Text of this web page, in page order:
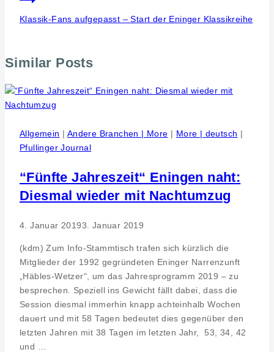
Klassik-Fans aufgepasst – Start der Eninger Klassikreihe
Similar Posts
Allgemein | Andere Branchen | More | More | deutsch |
Pfullinger Journal
“Fünfte Jahreszeit“ Eningen naht:
Diesmal wieder mit Nachtumzug
4. Januar 20193. Januar 2019
(kdm) Zum Info-Stammtisch trafen sich kürzlich die
Mitglieder der 1992 gegründeten Eninger Narrenzunft
„Häbles-Wetzer“, um das Jahresprogramm 2019 – zu
besprechen. Speziell ins Gewicht fällt dabei, dass die
Session diesmal immerhin knapp achteinhalb Wochen
dauert und mit 58 Tagen bedeutet dies gegenüber den
letzten Jahren mit 38 Tagen im letzten Jahr, 53, 34, 42
und …